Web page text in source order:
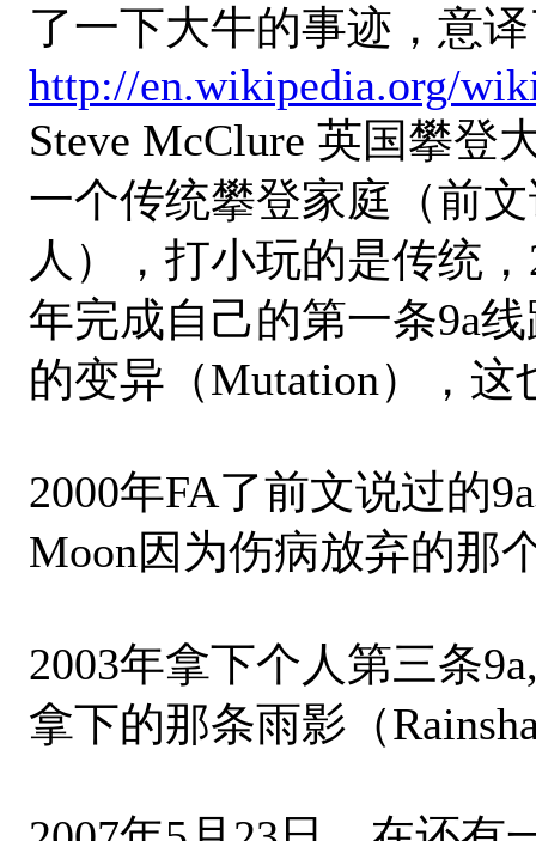
了一下大牛的事迹，意
http://en.wikipedia.org/
Steve McClure 英国攀登
一个传统攀登家庭（前
人），打小玩的是传统
年完成自己的第一条9a
的变异（Mutation），这
2000年FA了前文说过的
Moon因为伤病放弃的那
2003年拿下个人第三条
拿下的那条雨影（